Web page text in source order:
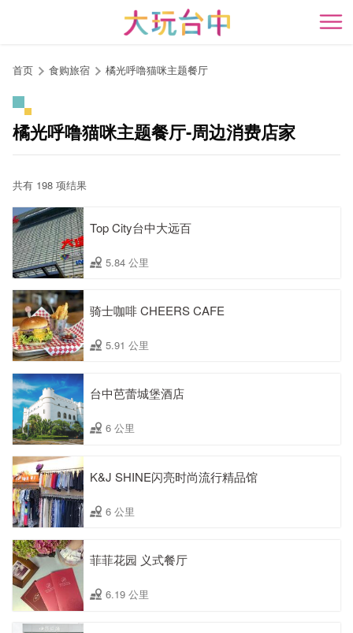
开
首页 食购旅宿 橘光呼噜猫咪主题餐厅
橘光呼噜猫咪主题餐厅-周边消费店家
共有 198 项结果
Top City台中大远百
5.84 公里
骑士咖啡 CHEERS CAFE
5.91 公里
台中芭蕾城堡酒店
6 公里
K&J SHINE闪亮时尚流行精品馆
6 公里
菲菲花园 义式餐厅
6.19 公里